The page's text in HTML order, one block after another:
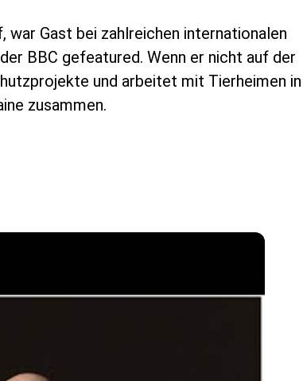
Gast bei zahlreichen internationalen
BBC gefeatured. Wenn er nicht auf der
und arbeitet mit Tierheimen in
zusammen.